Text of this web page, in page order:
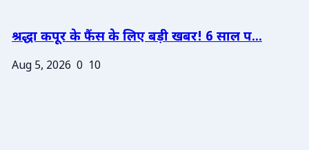
श्रद्धा कपूर के फैंस के लिए बड़ी खबर! 6 साल प...
Aug 5, 2026 0 10